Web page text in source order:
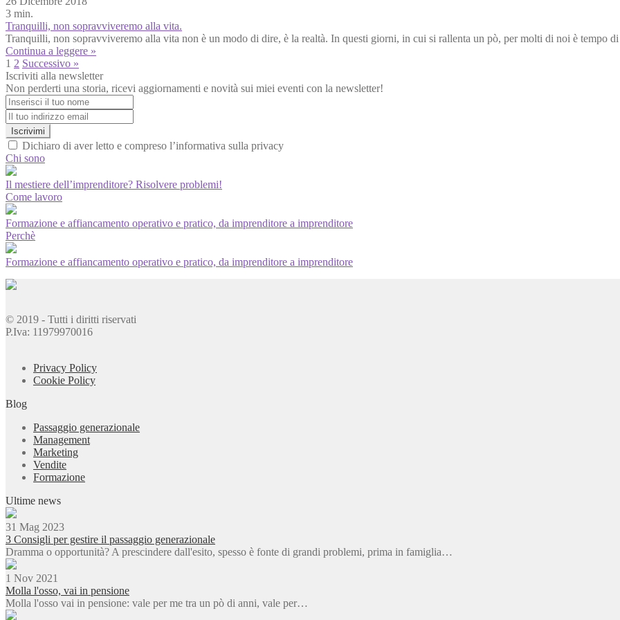
3 min.
Tranquilli, non sopravviveremo alla vita.
Tranquilli, non sopravviveremo alla vita non è un modo di dire, è la realtà. In questi giorni, in cui si rallenta un pò, per molti di noi è tempo
Continua a leggere »
1 2 Successivo »
Iscriviti alla newsletter
Non perderti una storia, ricevi aggiornamenti e novità sui miei eventi con la newsletter!
Iscrivimi
Dichiaro di aver letto e compreso l’informativa sulla privacy
Chi sono
Il mestiere dell’imprenditore? Risolvere problemi!
Come lavoro
Formazione e affiancamento operativo e pratico, da imprenditore a imprenditore
Perchè
Formazione e affiancamento operativo e pratico, da imprenditore a imprenditore
© 2019 - Tutti i diritti riservati
P.Iva: 11979970016
Privacy Policy
Cookie Policy
Blog
Passaggio generazionale
Management
Marketing
Vendite
Formazione
Ultime news
31 Mag 2023
3 Consigli per gestire il passaggio generazionale
Dramma o opportunità? A prescindere dall'esito, spesso è fonte di grandi problemi, prima in famiglia…
1 Nov 2021
Molla l'osso, vai in pensione
Molla l'osso vai in pensione: vale per me tra un pò di anni, vale per…